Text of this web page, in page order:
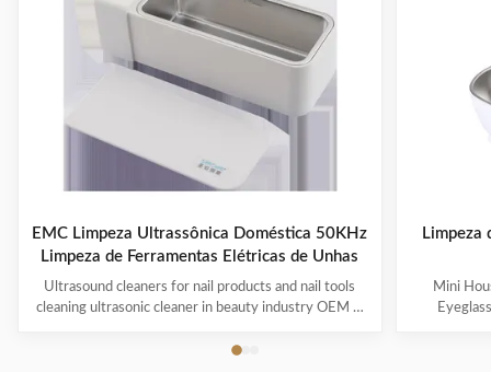
EMC Limpeza Ultrassônica Doméstica 50KHz
Limpeza de Ferramentas Elétricas de Unhas
Ultrasound cleaners for nail products and nail tools
cleaning ultrasonic cleaner in beauty industry OEM &
Customer can choose the color! Ultrasonic cleaning is
Limpeza
Mini